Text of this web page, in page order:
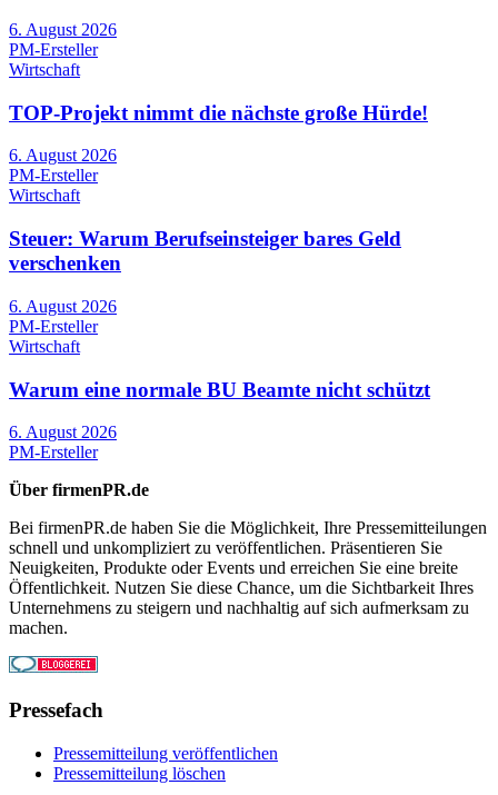
6. August 2026
PM-Ersteller
Wirtschaft
TOP-Projekt nimmt die nächste große Hürde!
6. August 2026
PM-Ersteller
Wirtschaft
Steuer: Warum Berufseinsteiger bares Geld
verschenken
6. August 2026
PM-Ersteller
Wirtschaft
Warum eine normale BU Beamte nicht schützt
6. August 2026
PM-Ersteller
Über firmenPR.de
Bei firmenPR.de haben Sie die Möglichkeit, Ihre Pressemitteilungen
schnell und unkompliziert zu veröffentlichen. Präsentieren Sie
Neuigkeiten, Produkte oder Events und erreichen Sie eine breite
Öffentlichkeit. Nutzen Sie diese Chance, um die Sichtbarkeit Ihres
Unternehmens zu steigern und nachhaltig auf sich aufmerksam zu
machen.
Pressefach
Pressemitteilung veröffentlichen
Pressemitteilung löschen